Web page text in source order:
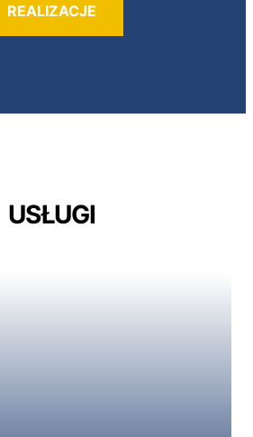
REALIZACJE
USŁUGI